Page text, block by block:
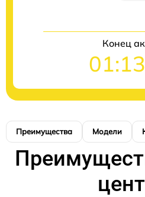
Конец
Преимущества Модели